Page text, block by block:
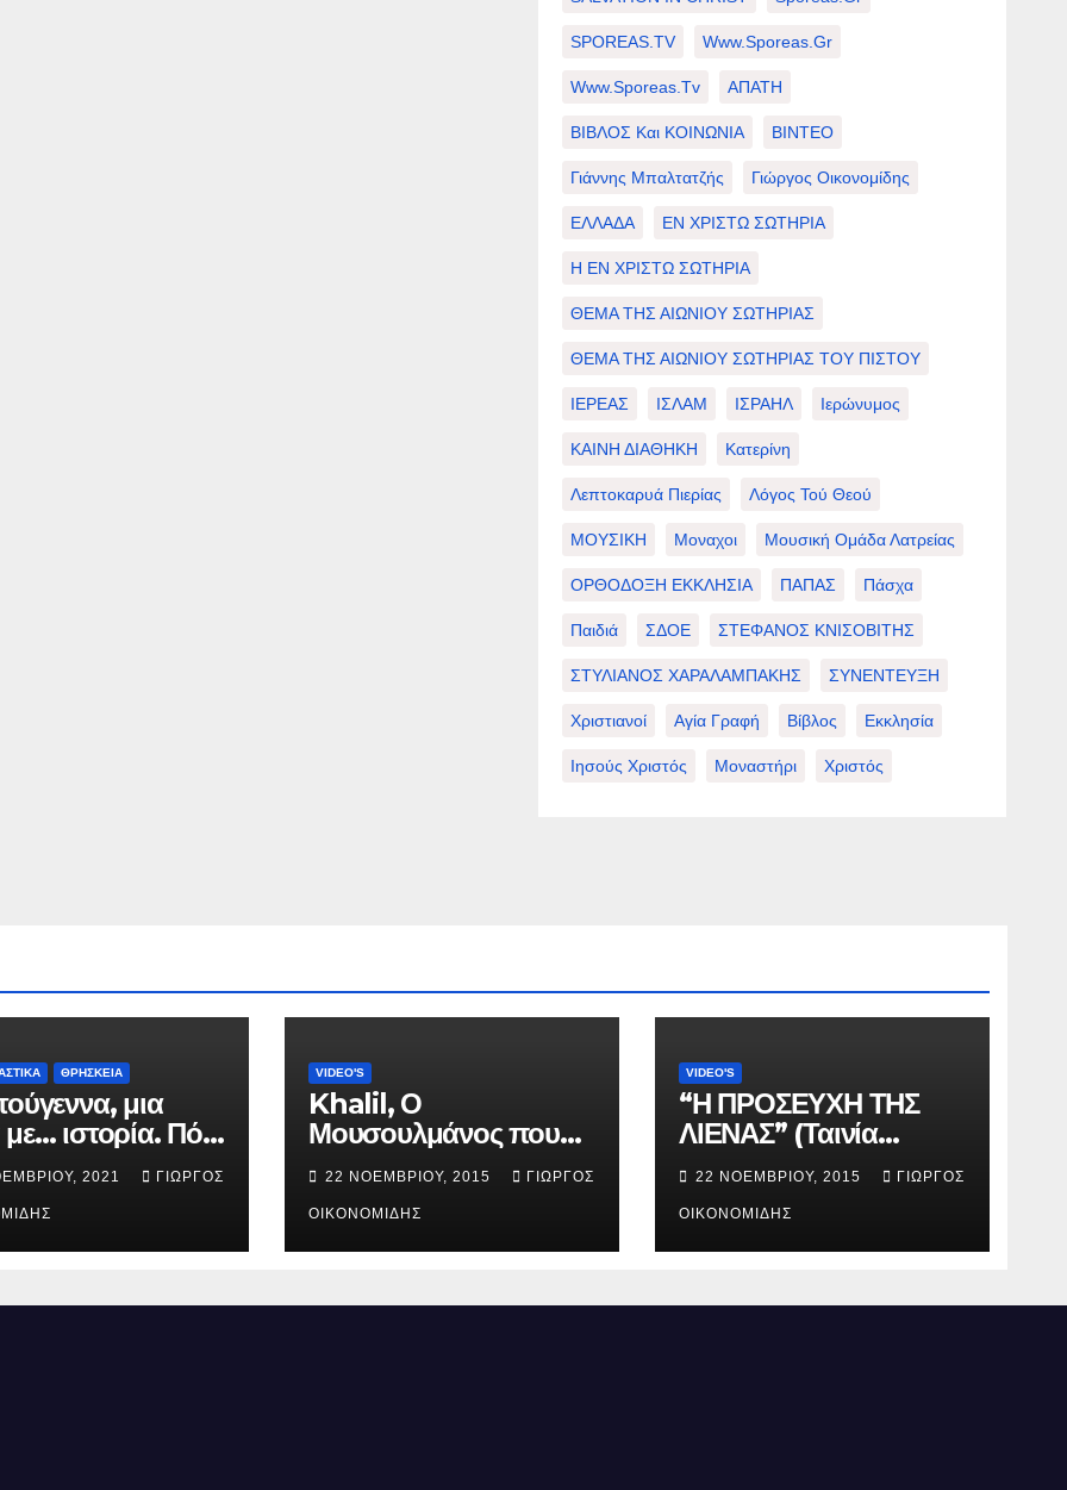
SPOREAS.TV Www.sporeas.gr
Www.sporeas.tv ΑΠΑΤΗ
ΒΙΒΛΟΣ Και ΚΟΙΝΩΝΙΑ ΒΙΝΤΕΟ
Γιάννης Μπαλτατζής Γιώργος Οικονομίδης
ΕΛΛΑΔΑ ΕΝ ΧΡΙΣΤΩ ΣΩΤΗΡΙΑ
Η ΕΝ ΧΡΙΣΤΩ ΣΩΤΗΡΙΑ
ΘΕΜΑ ΤΗΣ ΑΙΩΝΙΟΥ ΣΩΤΗΡΙΑΣ
ΘΕΜΑ ΤΗΣ ΑΙΩΝΙΟΥ ΣΩΤΗΡΙΑΣ ΤΟΥ ΠΙΣΤΟΥ
ΙΕΡΕΑΣ ΙΣΛΑΜ ΙΣΡΑΗΛ Ιερώνυμος
ΚΑΙΝΗ ΔΙΑΘΗΚΗ Κατερίνη
Λεπτοκαρυά Πιερίας Λόγος Τού Θεού
ΜΟΥΣΙΚΗ Μοναχοι Μουσική Ομάδα Λατρείας
ΟΡΘΟΔΟΞΗ ΕΚΚΛΗΣΙΑ ΠΑΠΑΣ Πάσχα
Παιδιά ΣΔΟΕ ΣΤΕΦΑΝΟΣ ΚΝΙΣΟΒΙΤΗΣ
ΣΤΥΛΙΑΝΟΣ ΧΑΡΑΛΑΜΠΑΚΗΣ ΣΥΝΕΝΤΕΥΞΗ
Χριστιανοί Αγία Γραφή Βίβλος Εκκλησία
Ιησούς Χριστός Μοναστήρι Χριστός
ΘΡΗΣΚΕΙΑ
μια
ιστορία. Πότε
ο Ιησούς
(Βίντεο).
2021 ΓΙΏΡΓΟΣ
VIDEO'S
Khalil, Ο
Μουσουλμάνος που
έγινε Χριστιανός.
22 ΝΟΕΜΒΡΊΟΥ, 2015 ΓΙΏΡΓΟΣ
ΟΙΚΟΝΟΜΊΔΗΣ
VIDEO'S
“Η ΠΡΟΣΕΥΧΗ ΤΗΣ
ΛΙΕΝΑΣ” (Ταινία
μικρού μήκους).
22 ΝΟΕΜΒΡΊΟΥ, 2015 ΓΙΏΡΓΟΣ
ΟΙΚΟΝΟΜΊΔΗΣ